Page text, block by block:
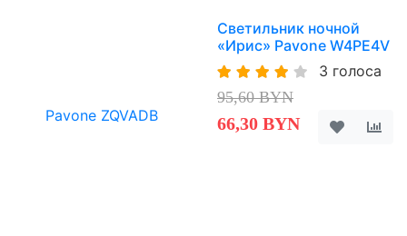
Светильник ночной
«Ирис» Pavone W4PE4V
3 голоса
95,60 BYN
66,30 BYN